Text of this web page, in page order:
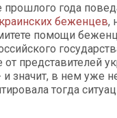
прошлого года
беженцев,
помощи
от представителей
значит, в нем уже
тогда